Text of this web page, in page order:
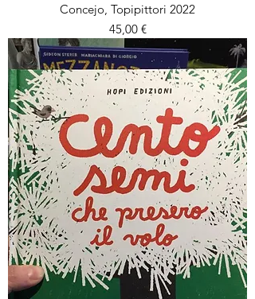
Concejo, Topipittori 2022
Prezzo
45,00 €